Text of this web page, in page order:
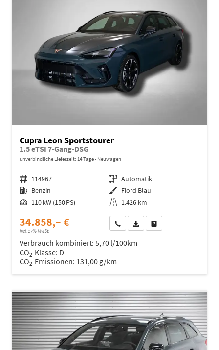
Cupra Leon Sportstourer
1.5 eTSI 7-Gang-DSG
unverbindliche Lieferzeit: 14 Tage Neuwagen
Fahrzeugnr. 114967 Getriebe Automatik
Kraftstoff Benzin Außenfarbe Fiord Blau
Leistung 110 kW (150 PS) Kilometerstand 1.426 km
34.858,– €
incl. 17% MwSt.
Wir rufen Sie anFahrzeugexposé (PDF)
Verbrauch kombiniert: 5,70 l/100km
CO2-Klasse: D
CO2-Emissionen: 131,00 g/km